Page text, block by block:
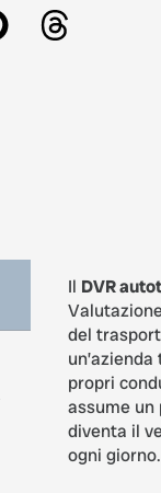
Il DVR
del
propri
assume un
diventa il
ogni giorno.